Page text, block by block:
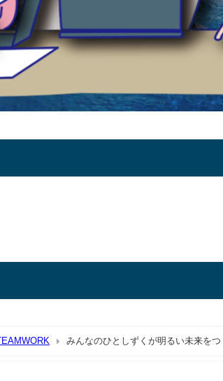
みんなのひとしずくが明るい未来を